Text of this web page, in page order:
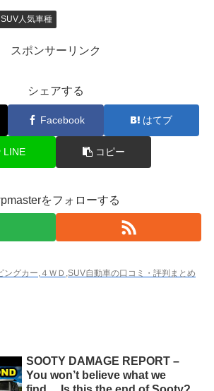
人気車種
スポンサーリンク
シェアする
Facebook はてブ
LINE コピー
をフォローする
ングカー,４ＷＤ,SUV自動車の口コミ・評判まとめ
SOOTY DAMAGE REPORT –
You won’t believe what we